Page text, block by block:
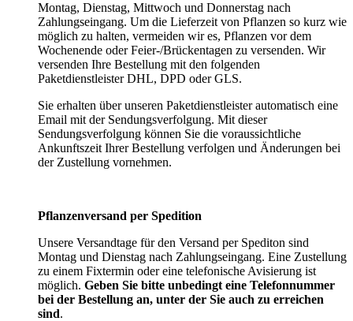
Montag, Dienstag, Mittwoch und Donnerstag nach
Zahlungseingang. Um die Lieferzeit von Pflanzen so kurz wie
möglich zu halten, vermeiden wir es, Pflanzen vor dem
Wochenende oder Feier-/Brückentagen zu versenden. Wir
versenden Ihre Bestellung mit den folgenden
Paketdienstleister DHL, DPD oder GLS.
Sie erhalten über unseren Paketdienstleister automatisch eine
Email mit der Sendungsverfolgung. Mit dieser
Sendungsverfolgung können Sie die voraussichtliche
Ankunftszeit Ihrer Bestellung verfolgen und Änderungen bei
der Zustellung vornehmen.
Pflanzenversand per Spedition
Unsere Versandtage für den Versand per Spediton sind
Montag und Dienstag nach Zahlungseingang. Eine Zustellung
zu einem Fixtermin oder eine telefonische Avisierung ist
möglich. Geben Sie bitte unbedingt eine Telefonnummer
bei der Bestellung an, unter der Sie auch zu erreichen
sind.